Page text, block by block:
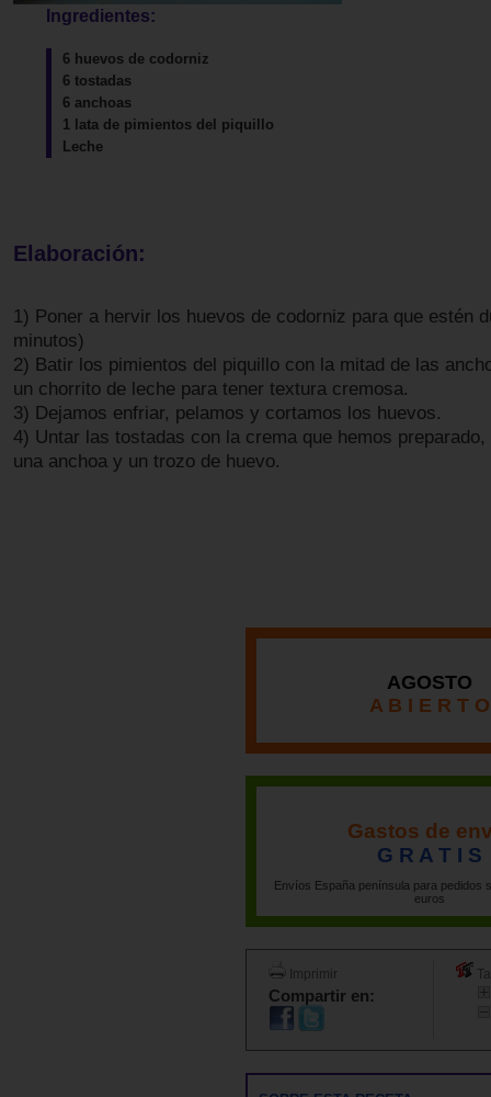
Ingredientes:
6 huevos de codorniz
6 tostadas
6 anchoas
1 lata de pimientos del piquillo
Leche
Elaboración:
1) Poner a hervir los huevos de codorniz para que estén
minutos)
2) Batir los pimientos del piquillo con la mitad de las
un chorrito de leche para tener textura cremosa.
3) Dejamos enfriar, pelamos y cortamos los huevos.
4) Untar las tostadas con la crema que hemos
una anchoa y un trozo de huevo.
AGOSTO
A B I E R T O
Gastos de
G R A T I S
Envíos España península para pedidos
euros
Imprimir
Compartir en: